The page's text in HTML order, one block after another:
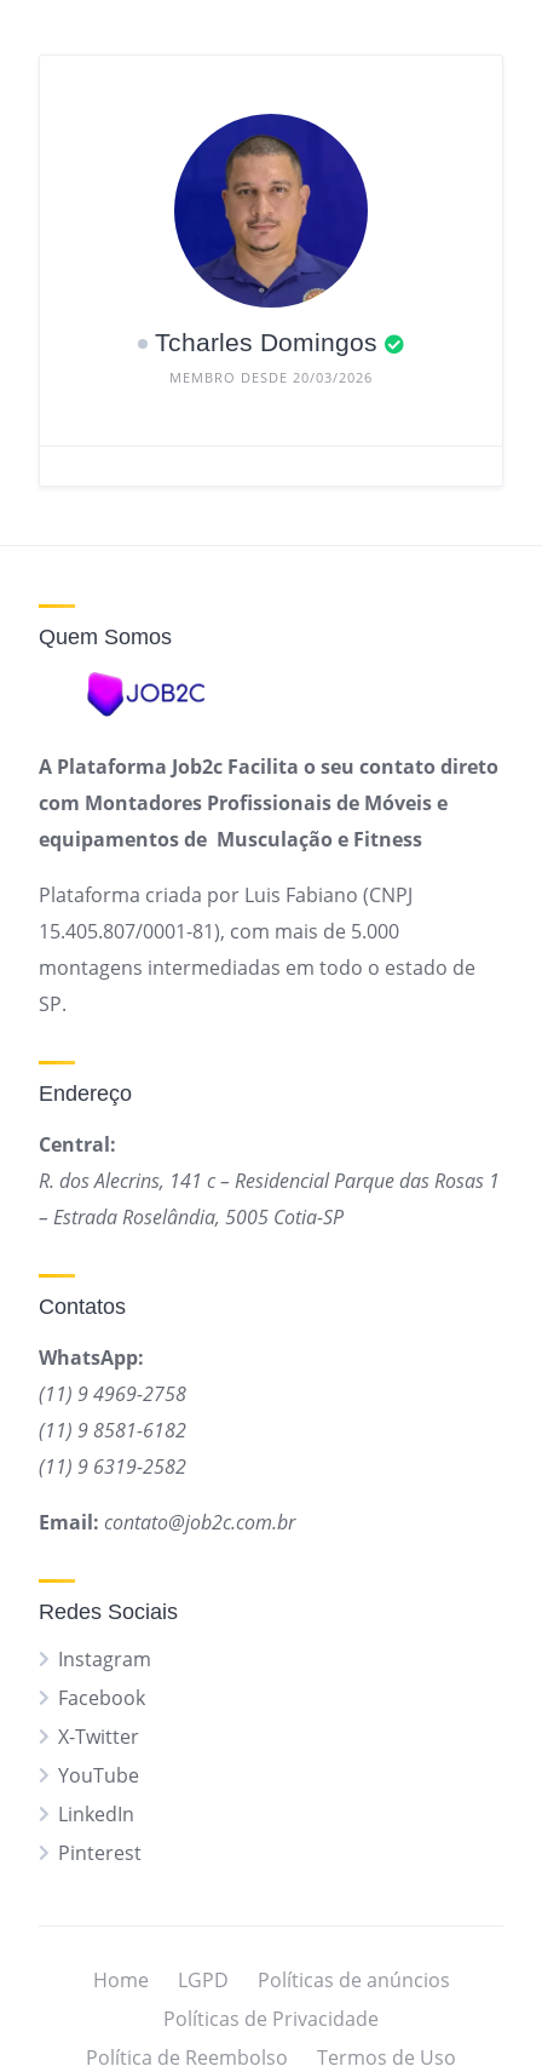
Tcharles Domingos
MEMBRO DESDE 20/03/2026
Quem Somos
A Plataforma Job2c Facilita o seu contato direto
com Montadores Profissionais de Móveis e
equipamentos de Musculação e Fitness
Plataforma criada por Luis Fabiano (CNPJ
15.405.807/0001-81), com mais de 5.000
montagens intermediadas em todo o estado de
SP.
Endereço
Central:
R. dos Alecrins, 141 c – Residencial Parque das Rosas 1
– Estrada Roselândia, 5005 Cotia-SP
Contatos
WhatsApp:
(11) 9 4969-2758
(11) 9 8581-6182
(11) 9 6319-2582
Email: contato@job2c.com.br
Redes Sociais
Instagram
Facebook
X-Twitter
YouTube
LinkedIn
Pinterest
Home LGPD
Políticas de anúncios
Políticas de Privacidade
Política de Reembolso
Termos de Uso